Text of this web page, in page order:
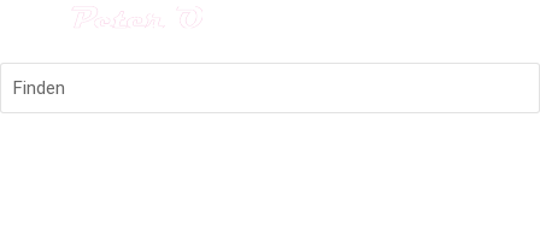
Finden